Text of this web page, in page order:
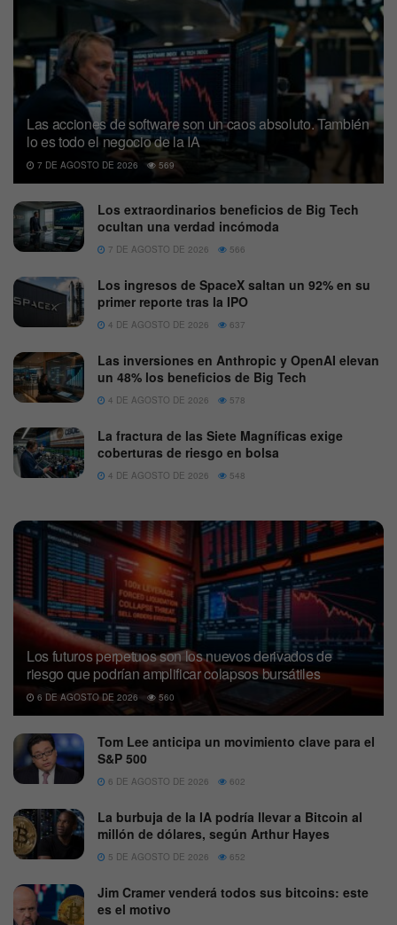
Las acciones de software son un caos absoluto. También
lo es todo el negocio de la IA
7 DE AGOSTO DE 2026 569
Los extraordinarios beneficios de Big Tech
ocultan una verdad incómoda
7 DE AGOSTO DE 2026 566
Los ingresos de SpaceX saltan un 92% en su
primer reporte tras la IPO
4 DE AGOSTO DE 2026 637
Las inversiones en Anthropic y OpenAI elevan
un 48% los beneficios de Big Tech
4 DE AGOSTO DE 2026 578
La fractura de las Siete Magníficas exige
coberturas de riesgo en bolsa
4 DE AGOSTO DE 2026 548
Los futuros perpetuos son los nuevos derivados de
riesgo que podrían amplificar colapsos bursátiles
6 DE AGOSTO DE 2026 560
Tom Lee anticipa un movimiento clave para el
S&P 500
6 DE AGOSTO DE 2026 602
La burbuja de la IA podría llevar a Bitcoin al
millón de dólares, según Arthur Hayes
5 DE AGOSTO DE 2026 652
Jim Cramer venderá todos sus bitcoins: este
es el motivo